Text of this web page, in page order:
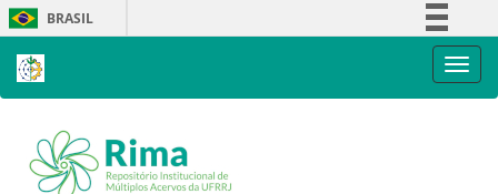
Skip
navigation
BRASIL